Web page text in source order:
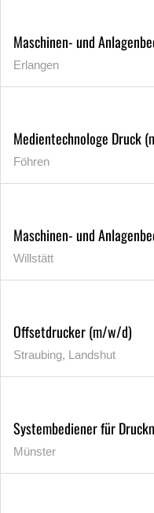
Maschinen- und
Erlangen
Medientechnologe Druck
Föhren
Maschinen- und
Willstätt
Offsetdrucker (m/w/d)
Straubing, Landshut
Systembediener für
Münster